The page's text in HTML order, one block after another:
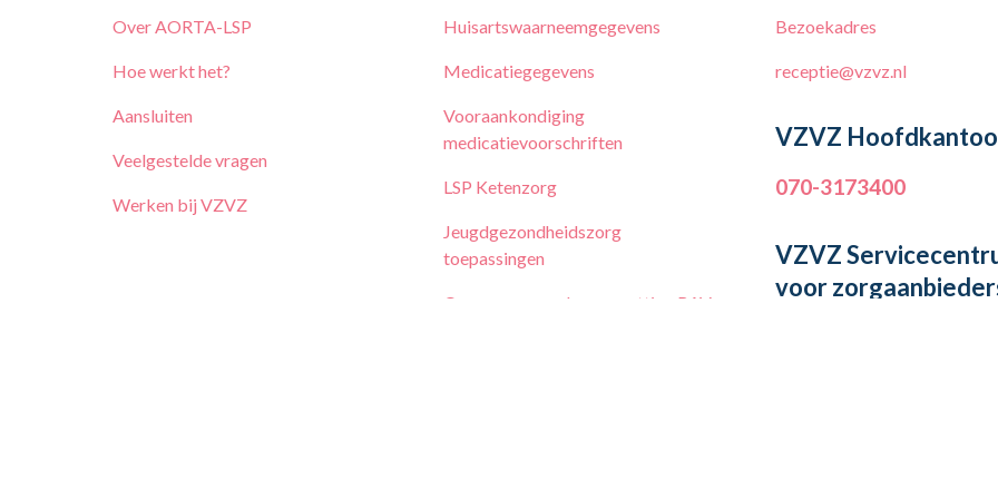
Over AORTA-LSP
Hoe werkt het?
Aansluiten
Veelgestelde vragen
Werken bij VZVZ
Huisartswaarneemgegevens
Medicatiegegevens
Vooraankondiging
medicatievoorschriften
LSP Ketenzorg
Jeugdgezondheidszorg
toepassingen
Opvragen spoedsamenvatting RAV
Bezoekadres
receptie@vzvz.nl
VZVZ
070-3173400
VZVZ
voor